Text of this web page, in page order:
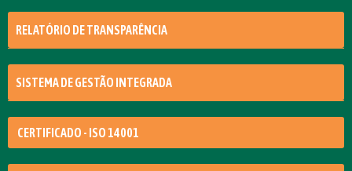
RELATÓRIO DE TRANSPARÊNCIA
SISTEMA DE GESTÃO INTEGRADA
CERTIFICADO - ISO 14001